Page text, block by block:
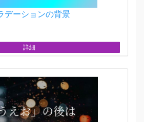
デーションの背景
詳細